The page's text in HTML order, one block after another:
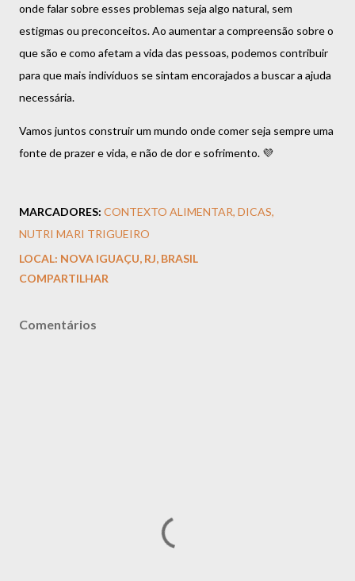
onde falar sobre esses problemas seja algo natural, sem
estigmas ou preconceitos. Ao aumentar a compreensão sobre o
que são e como afetam a vida das pessoas, podemos contribuir
para que mais indivíduos se sintam encorajados a buscar a ajuda
necessária.
Vamos juntos construir um mundo onde comer seja sempre uma
fonte de prazer e vida, e não de dor e sofrimento. 💜
MARCADORES: CONTEXTO ALIMENTAR DICAS
NUTRI MARI TRIGUEIRO
LOCAL: NOVA IGUAÇU, RJ, BRASIL
COMPARTILHAR
Comentários